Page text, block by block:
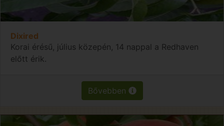
Dixired
Korai érésű, július közepén, 14 nappal a Redhaven
előtt érik.
Bővebben